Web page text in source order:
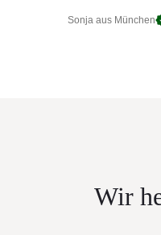
Bitte
Sonja aus München
Wir